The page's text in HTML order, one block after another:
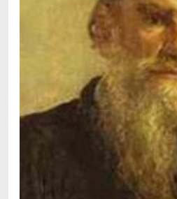
Abgarjan, Narine
Abrahams, Peter (f. 1919)
Abrahams, Peter (f. 1947)
Abrahamson, Emmy
Abse, Dannie
Abu-Jaber, Diana
Abulhawa, Susan
Aburas, Lone
Ackebo, Lena